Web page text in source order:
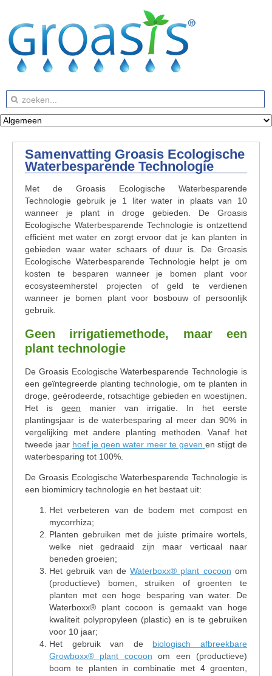
Samenvatting Groasis Ecologische
Waterbesparende Technologie
Met de Groasis Ecologische Waterbesparende
Technologie gebruik je 1 liter water in plaats van 10
wanneer je plant in droge gebieden. De Groasis
Ecologische Waterbesparende Technologie is ontzettend
efficiënt met water en zorgt ervoor dat je kan planten in
gebieden waar water schaars of duur is. De Groasis
Ecologische Waterbesparende Technologie helpt je om
kosten te besparen wanneer je bomen plant voor
ecosysteemherstel projecten of geld te verdienen
wanneer je bomen plant voor bosbouw of persoonlijk
gebruik.
Geen irrigatiemethode, maar een
plant technologie
De Groasis Ecologische Waterbesparende Technologie is
een geïntegreerde planting technologie, om te planten in
droge, geërodeerde, rotsachtige gebieden en woestijnen.
Het is geen manier van irrigatie. In het eerste
plantingsjaar is de waterbesparing al meer dan 90% in
vergelijking met andere planting methoden. Vanaf het
tweede jaar hoef je geen water meer te geven en stijgt de
waterbesparing tot 100%.
De Groasis Ecologische Waterbesparende Technologie is
een biomimicry technologie en het bestaat uit:
Het verbeteren van de bodem met compost en
mycorrhiza;
Planten gebruiken met de juiste primaire wortels,
welke niet gedraaid zijn maar verticaal naar
beneden groeien;
Het gebruik van deWaterboxx® plant cocoon om
(productieve) bomen, struiken of groenten te
planten met een hoge besparing van water. De
Waterboxx® plant cocoon is gemaakt van hoge
kwaliteit polypropyleen (plastic) en is te gebruiken
voor 10 jaar;
Het gebruik van de biologisch afbreekbare
Growboxx® plant cocoon om een (productieve)
boom te planten in combinatie met 4 groenten,